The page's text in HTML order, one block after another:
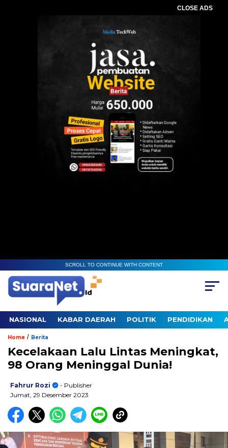
CLOSE ADS
SCROLL TO CONTINUE WITH CONTENT
NASIONAL KABAR DAERAH POLITIK PENDIDIKAN
Home / Berita
Kecelakaan Lalu Lintas Meningkat,
98 Orang Meninggal Dunia!
Fahrur Rozi
- Publisher
Jumat, 29 Desember 2023